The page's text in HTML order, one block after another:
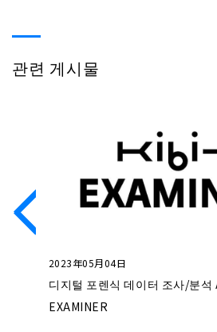
관련 게시물
2023年05月04日
디지털 포렌식 데이터 조사/분
EXAMINER